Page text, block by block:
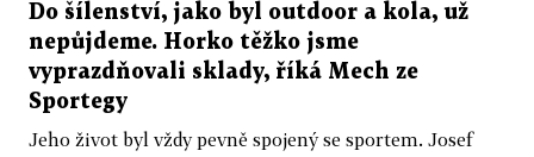
Do šílenství, jako byl outdoor a kola, už
nepůjdeme. Horko těžko jsme
vyprazdňovali sklady, říká Mech ze
Sportegy
Jeho život byl vždy pevně spojený se sportem. Josef